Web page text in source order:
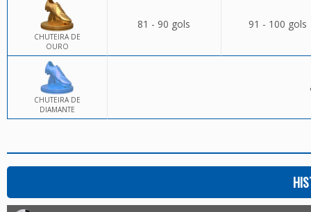
CHUTEIRA DE
OURO
81 - 90 gols 91 - 100 gols
CHUTEIRA DE
DIAMANTE